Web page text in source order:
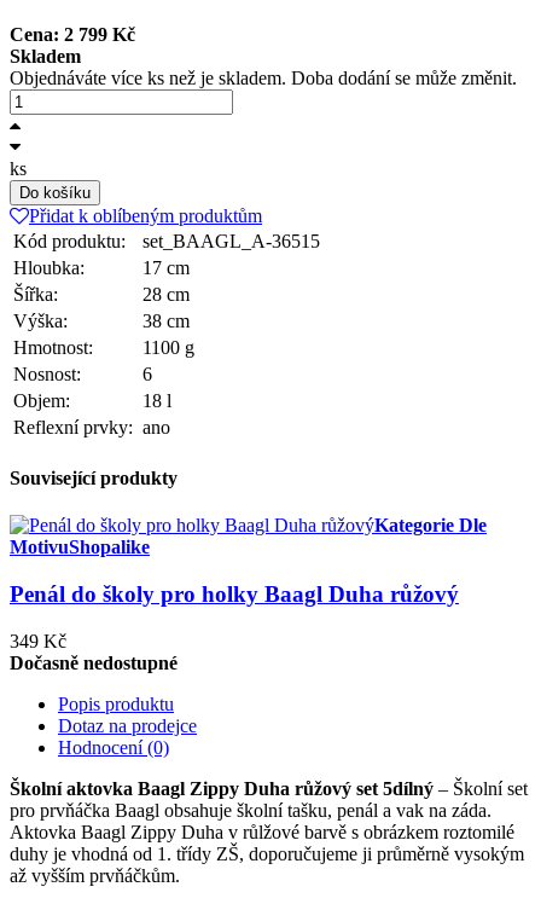
Cena: 2 799 Kč
Skladem
Objednáváte více ks než je skladem. Doba dodání se může změnit.
ks
Do košíku
Přidat k oblíbeným produktům
Kód produktu:
set_BAAGL_A-36515
Hloubka:
17 cm
Šířka:
28 cm
Výška:
38 cm
Hmotnost:
1100 g
Nosnost:
6
Objem:
18 l
Reflexní prvky: ano
Související produkty
Kategorie Dle
MotivuShopalike
Penál do školy pro holky Baagl Duha růžový
349 Kč
Dočasně nedostupné
Popis produktu
Dotaz na prodejce
Hodnocení (0)
Školní aktovka Baagl Zippy Duha růžový set 5dílný – Školní set
pro prvňáčka Baagl obsahuje školní tašku, penál a vak na záda.
Aktovka Baagl Zippy Duha v růlžové barvě s obrázkem roztomilé
duhy je vhodná od 1. třídy ZŠ, doporučujeme ji průměrně vysokým
až vyšším prvňáčkům.